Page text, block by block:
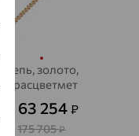
Цепь, золото,
Красцветмет
63 254 ₽
175 705₽